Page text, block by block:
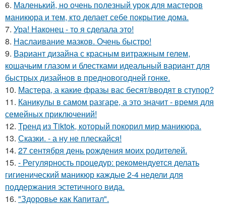
6. Маленький, но очень полезный урок для мастеров
маникюра и тем, кто делает себе покрытие дома.
7. Ура! Наконец - то я сделала это!
8. Наслаивание мазков. Очень быстро!
9. Вариант дизайна с красным витражным гелем,
кошачьим глазом и блестками идеальный вариант для
быстрых дизайнов в предновогодней гонке.
10. Мастера, а какие фразы вас бесят/вводят в ступор?
11. Каникулы в самом разгаре, а это значит - время для
семейных приключений!
12. Тренд из Tiktok, который покорил мир маникюра.
13. Сказки. - а ну не плескайся!
14. 27 сентября день рождения моих родителей.
15. - Регулярность процедур: рекомендуется делать
гигиенический маникюр каждые 2-4 недели для
поддержания эстетичного вида.
16. "Здоровье как Капитал".